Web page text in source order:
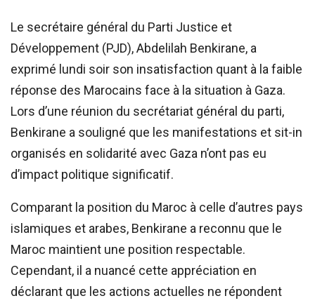
Le secrétaire général du Parti Justice et
Développement (PJD), Abdelilah Benkirane, a
exprimé lundi soir son insatisfaction quant à la faible
réponse des Marocains face à la situation à Gaza.
Lors d’une réunion du secrétariat général du parti,
Benkirane a souligné que les manifestations et sit-in
organisés en solidarité avec Gaza n’ont pas eu
d’impact politique significatif.
Comparant la position du Maroc à celle d’autres pays
islamiques et arabes, Benkirane a reconnu que le
Maroc maintient une position respectable.
Cependant, il a nuancé cette appréciation en
déclarant que les actions actuelles ne répondent